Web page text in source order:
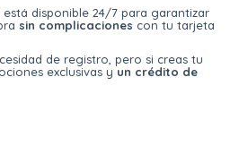
disponible 24/7 para garantizar
sin complicaciones con tu tarjeta
de registro, pero si creas tu
exclusivas y un crédito de